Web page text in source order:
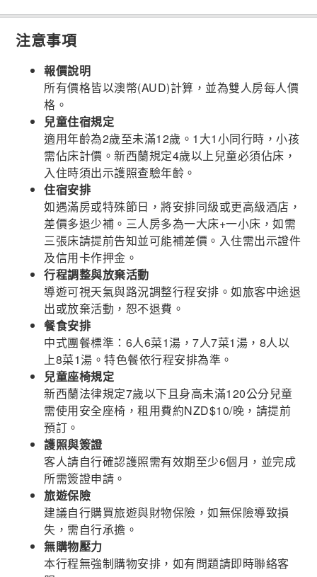
注意事項
報價說明
所有價格皆以澳幣(AUD)計算，並為雙人房每人價
格。
兒童住宿規定
適用年齡為2歲至未滿12歲。1大1小同行時，小孩
需佔床計價。新西蘭規定4歲以上兒童必須佔床，
入住時須出示護照查驗年齡。
住宿安排
如遇滿房或特殊節日，將安排同級或更高級酒店，
差價多退少補。三人房多為一大床+一小床，如需
三張床請提前告知並可能補差價。入住需出示證件
及信用卡作押金。
行程調整與放棄活動
導遊可視天氣與路況調整行程安排。如旅客中途退
出或放棄活動，恕不退費。
餐食安排
中式團餐標準：6人6菜1湯，7人7菜1湯，8人以
上8菜1湯。特色餐依行程安排為準。
兒童座椅規定
新西蘭法律規定7歲以下且身高未滿120公分兒童
需使用安全座椅，租用費約NZD$10/晚，請提前
預訂。
護照與簽證
客人請自行確認護照需有效期至少6個月，並完成
所需簽證申請。
旅遊保險
建議自行購買旅遊與財物保險，如無保險導致損
失，需自行承擔。
無購物壓力
本行程無強制購物安排，如有問題請即時聯絡客